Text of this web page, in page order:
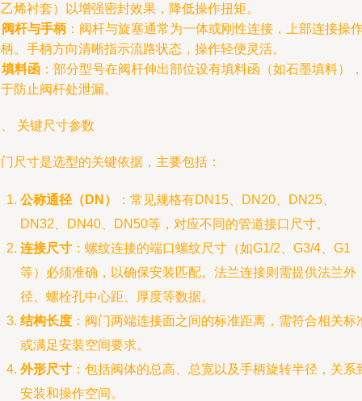
烯衬套）以增强密封效果，降低操作扭矩。
阀杆与手柄 ：阀杆与旋塞通常为一体或刚性连接，上部连接操
。手柄方向清晰指示流路状态，操作轻便灵活。
填料函 ：部分型号在阀杆伸出部位设有填料函（如石墨填料）
防止阀杆处泄漏。
关键尺寸参数
尺寸是选型的关键依据，主要包括：
公称通径（DN）
：常见规格有DN15、DN20、DN25、
DN32、DN40、DN50等，对应不同的管道接口尺寸。
连接尺寸 ：螺纹连接的端口螺纹尺寸（如G1/2、G3/4、G1
等）必须准确，以确保安装匹配。法兰连接则需提供法兰外
径、螺栓孔中心距、厚度等数据。
结构长度 ：阀门两端连接面之间的标准距离，需符合相关标
或满足安装空间要求。
外形尺寸 ：包括阀体的总高、总宽以及手柄旋转半径，关系
安装和操作空间。